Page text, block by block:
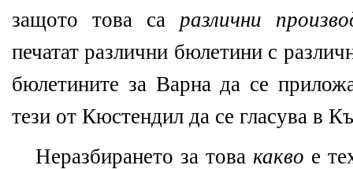
защото това са различни
печатат различни бюлетини с
бюлетините за Варна да се
тези от Кюстендил да се гласува в
Неразбирането за това какво е